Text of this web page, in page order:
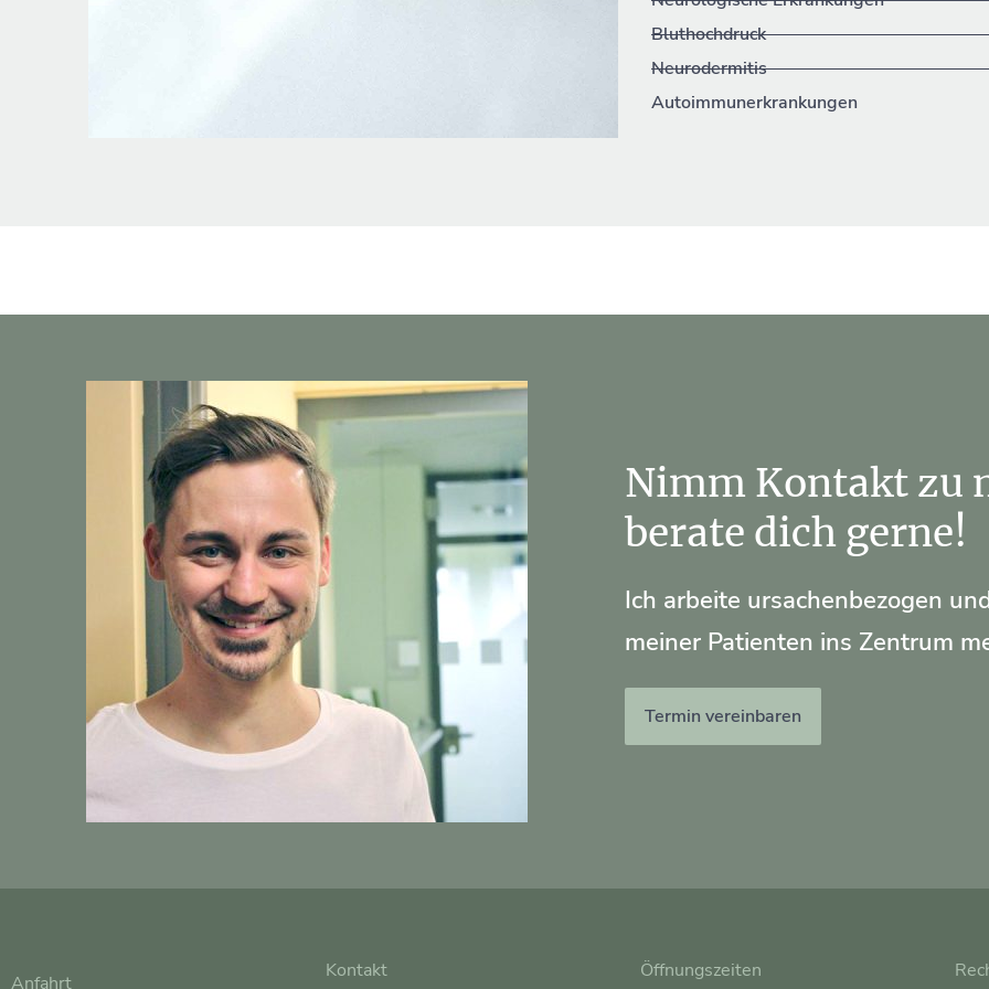
Bluthochdruck
Neurodermitis
Autoimmunerkrankungen
Nimm Kontakt zu
berate dich gerne!​
Ich arbeite ursachenbezogen
meiner Patienten ins Zentrum
Termin vereinbaren
Anfahrt
Kontakt Öffnungszeiten